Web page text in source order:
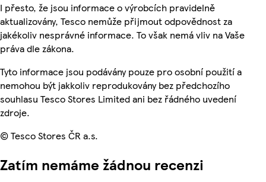
I přesto, že jsou informace o výrobcích pravidelně
aktualizovány, Tesco nemůže přijmout odpovědnost za
jakékoliv nesprávné informace. To však nemá vliv na Vaše
práva dle zákona.
Tyto informace jsou podávány pouze pro osobní použití a
nemohou být jakkoliv reprodukovány bez předchozího
souhlasu Tesco Stores Limited ani bez řádného uvedení
zdroje.
© Tesco Stores ČR a.s.
Zatím nemáme žádnou recenzi